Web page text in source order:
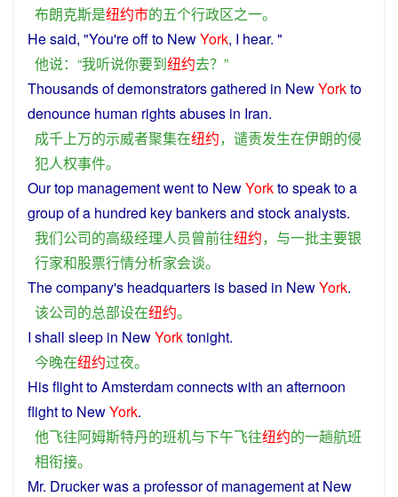
布朗克斯是纽约市的五个行政区之一。
Hesaid, "You're offto NewYork, I hear. "
他说：“我听说你要到纽约去？”
Thousandsofdemonstratorsgathered in NewYorkto
denounce human rightsabuses in Iran.
成千上万的示威者聚集在纽约， 谴责发生在伊朗的侵
犯人权事件。
Ourtop management wentto NewYorkto speak to a
group of a hundred keybankersand stockanalysts.
我们公司的高级经理人员曾前往纽约， 与一批主要银
行家和股票行情分析家会谈。
Thecompany's headquarters is based in NewYork.
该公司的总部设在纽约。
I shall sleep in NewYorktonight.
今晚在纽约过夜。
HisflighttoAmsterdamconnectswith an afternoon
flightto NewYork.
他飞往阿姆斯特丹的班机与下午飞往纽约的一趟航班
相衔接。
Mr. Druckerwasaprofessorof managementat New